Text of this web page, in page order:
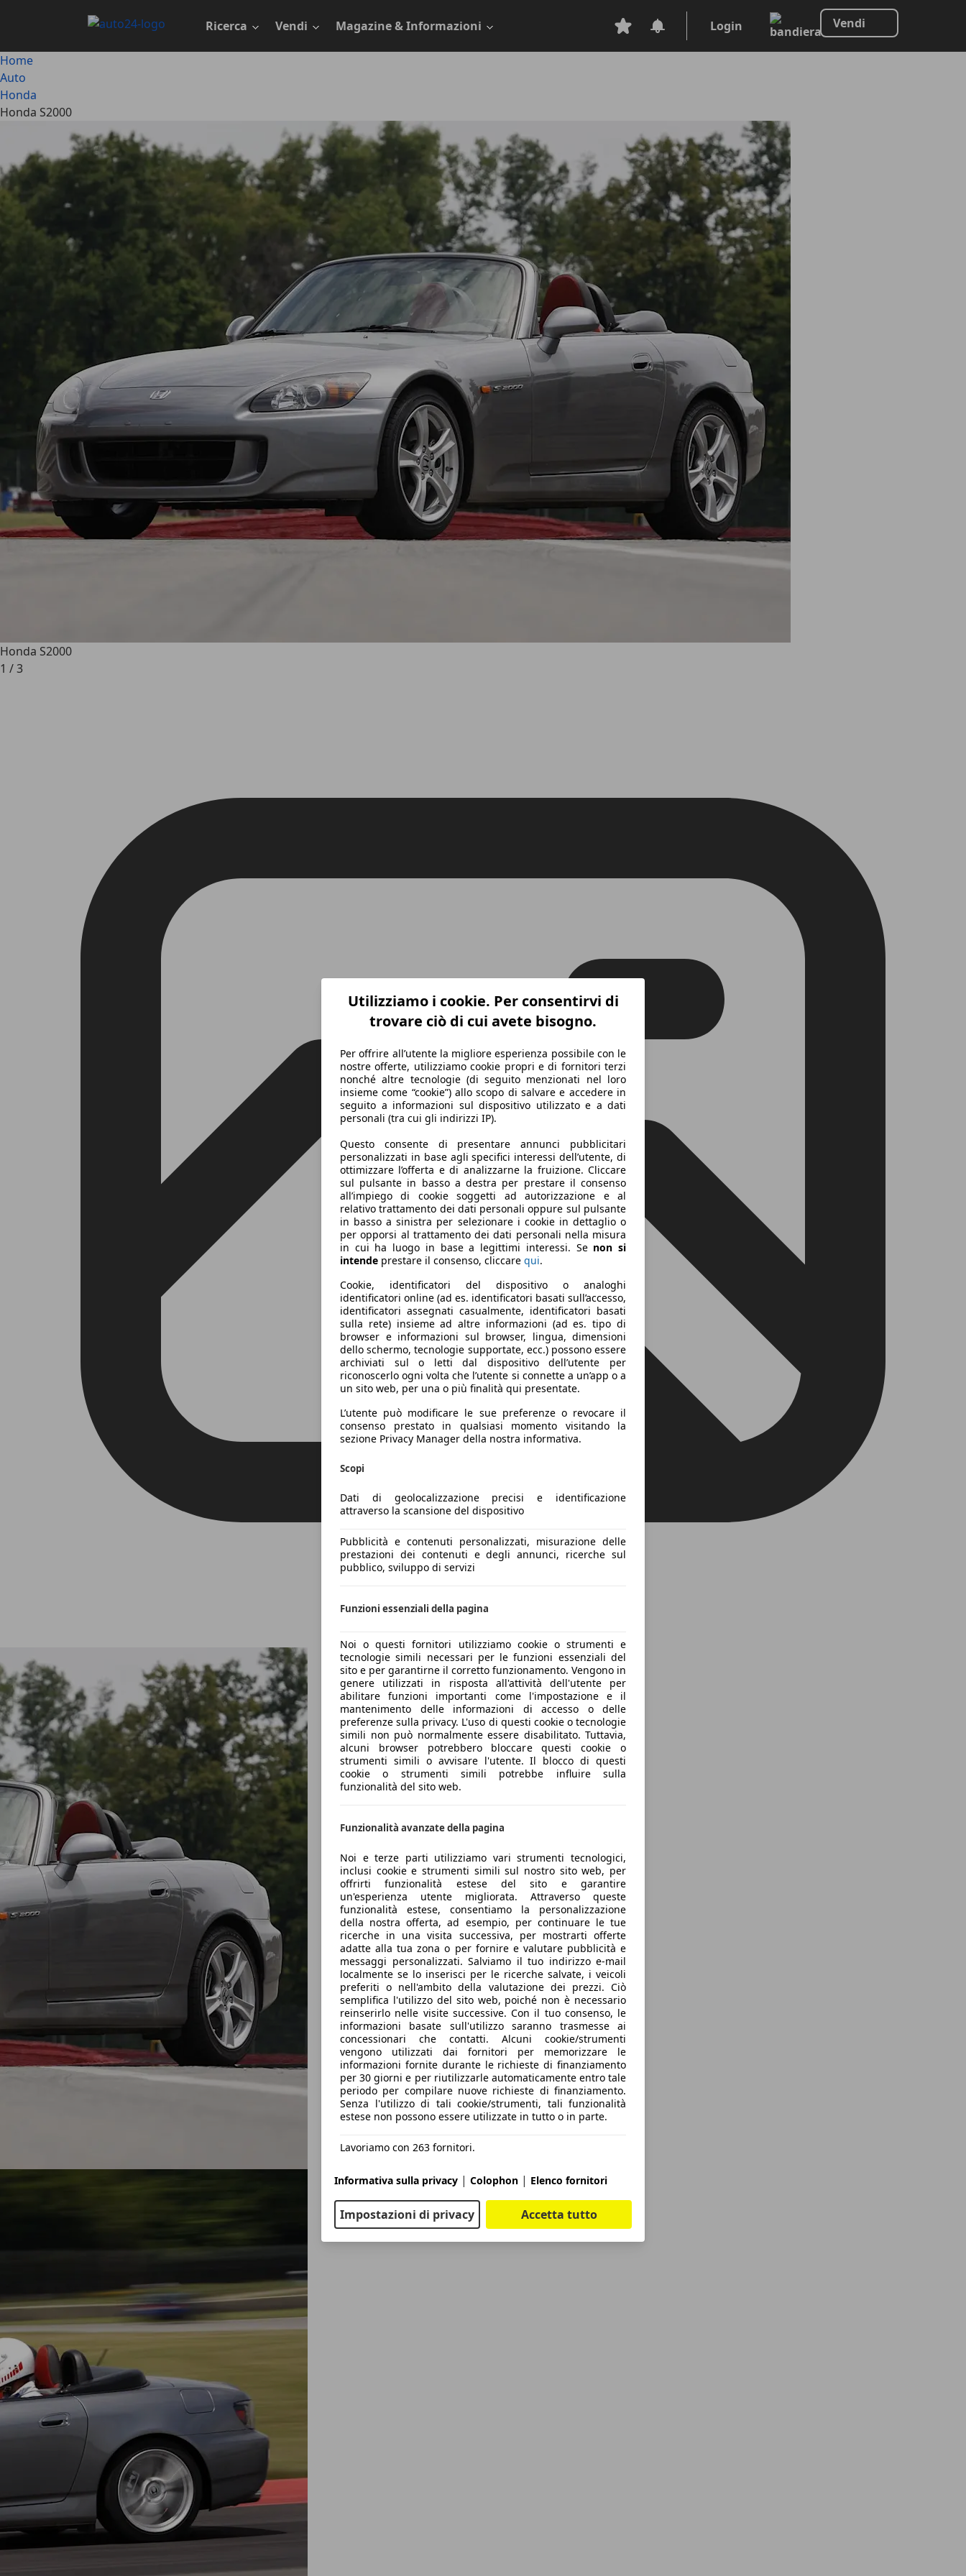
principale
Ricerca Vendi Magazine & Informazioni Login Vendi
Home
Auto
Honda
Honda S2000
Honda S2000
1 /3
Utilizziamo i cookie. Per consentirvi di
trovare ciò di cui avete bisogno.
Per offrire all’utente la migliore esperienza possibile con le
nostre offerte, utilizziamo cookie propri e di fornitori terzi
nonché altre tecnologie (di seguito menzionati nel loro
insieme come “cookie”) allo scopo di salvare e accedere in
seguito a informazioni sul dispositivo utilizzato e a dati
personali (tra cui gli indirizzi IP).
Questo consente di presentare annunci pubblicitari
personalizzati in base agli specifici interessi dell’utente, di
ottimizzare l’offerta e di analizzarne la fruizione. Cliccare
sul pulsante in basso a destra per prestare il consenso
all’impiego di cookie soggetti ad autorizzazione e al
relativo trattamento dei dati personali oppure sul pulsante
in basso a sinistra per selezionare i cookie in dettaglio o
per opporsi al trattamento dei dati personali nella misura
in cui ha luogo in base a legittimi interessi. Se non si
intende prestare il consenso, cliccare qui.
Cookie, identificatori del dispositivo o analoghi
identificatori online (ad es. identificatori basati sull’accesso,
identificatori assegnati casualmente, identificatori basati
sulla rete) insieme ad altre informazioni (ad es. tipo di
browser e informazioni sul browser, lingua, dimensioni
dello schermo, tecnologie supportate, ecc.) possono essere
archiviati sul o letti dal dispositivo dell’utente per
riconoscerlo ogni volta che l’utente si connette a un’app o a
un sito web, per una o più finalità qui presentate.
L’utente può modificare le sue preferenze o revocare il
consenso prestato in qualsiasi momento visitando la
sezione Privacy Manager della nostra informativa.
Scopi
Dati di geolocalizzazione precisi e identificazione
attraverso la scansione del dispositivo
Pubblicità e contenuti personalizzati, misurazione delle
prestazioni dei contenuti e degli annunci, ricerche sul
pubblico, sviluppo di servizi
Funzioni essenziali della pagina
Noi o questi fornitori utilizziamo cookie o strumenti e
tecnologie simili necessari per le funzioni essenziali del
sito e per garantirne il corretto funzionamento. Vengono in
genere utilizzati in risposta all'attività dell'utente per
abilitare funzioni importanti come l'impostazione e il
mantenimento delle informazioni di accesso o delle
preferenze sulla privacy. L'uso di questi cookie o tecnologie
simili non può normalmente essere disabilitato. Tuttavia,
alcuni browser potrebbero bloccare questi cookie o
strumenti simili o avvisare l'utente. Il blocco di questi
cookie o strumenti simili potrebbe influire sulla
funzionalità del sito web.
Funzionalità avanzate della pagina
Noi e terze parti utilizziamo vari strumenti tecnologici,
inclusi cookie e strumenti simili sul nostro sito web, per
offrirti funzionalità estese del sito e garantire
un'esperienza utente migliorata. Attraverso queste
funzionalità estese, consentiamo la personalizzazione
della nostra offerta, ad esempio, per continuare le tue
ricerche in una visita successiva, per mostrarti offerte
adatte alla tua zona o per fornire e valutare pubblicità e
messaggi personalizzati. Salviamo il tuo indirizzo e-mail
localmente se lo inserisci per le ricerche salvate, i veicoli
preferiti o nell'ambito della valutazione dei prezzi. Ciò
semplifica l'utilizzo del sito web, poiché non è necessario
reinserirlo nelle visite successive. Con il tuo consenso, le
informazioni basate sull'utilizzo saranno trasmesse ai
concessionari che contatti. Alcuni cookie/strumenti
vengono utilizzati dai fornitori per memorizzare le
informazioni fornite durante le richieste di finanziamento
per 30 giorni e per riutilizzarle automaticamente entro tale
periodo per compilare nuove richieste di finanziamento.
Senza l'utilizzo di tali cookie/strumenti, tali funzionalità
estese non possono essere utilizzate in tutto o in parte.
Lavoriamo con 263 fornitori.
Informativa sulla privacy | Colophon | Elenco fornitori
Impostazioni di privacy Accetta tutto